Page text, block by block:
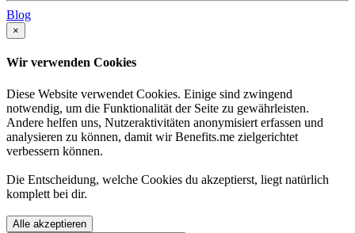
Blog
×
Wir verwenden Cookies
Diese Website verwendet Cookies. Einige sind zwingend
notwendig, um die Funktionalität der Seite zu gewährleisten.
Andere helfen uns, Nutzeraktivitäten anonymisiert erfassen und
analysieren zu können, damit wir Benefits.me zielgerichtet
verbessern können.
Die Entscheidung, welche Cookies du akzeptierst, liegt natürlich
komplett bei dir.
Alle akzeptieren